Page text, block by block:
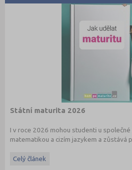
Státní maturita 2026
I v roce 2026 mohou studenti u
matematikou a cizím jazykem a zůstává
informacemi.
Celý článek